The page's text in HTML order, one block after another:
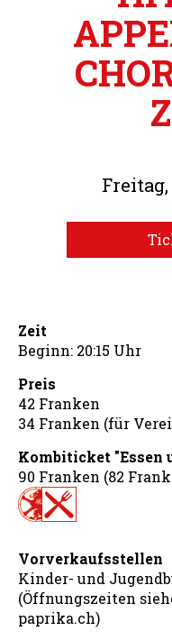
Freitag,
Zeit
Beginn: 20:15 Uhr
Preis
42 Franken
34 Franken (für
Kombiticket "Essen
90 Franken (82
Vorverkaufsstellen
Kinder- und
(Öffnungszeiten
paprika.ch)